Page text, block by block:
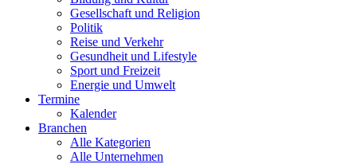
Gesellschaft und Religion
Politik
Reise und Verkehr
Gesundheit und Lifestyle
Sport und Freizeit
Energie und Umwelt
Termine
Kalender
Branchen
Alle Kategorien
Alle Unternehmen